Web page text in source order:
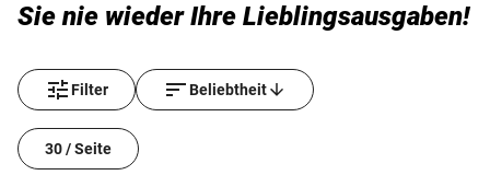
Sie nie wieder Ihre Lieblingsausgaben!
Filter Beliebtheit
30 / Seite